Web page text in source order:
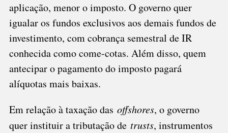
aplicação, menor o imposto. O governo quer
igualar os fundos exclusivos aos demais fundos de
investimento, com cobrança semestral de IR
conhecida como come-cotas. Além disso, quem
antecipar o pagamento do imposto pagará
alíquotas mais baixas.
Em relação à taxação das offshores, o governo
quer instituir a tributação de trusts, instrumentos